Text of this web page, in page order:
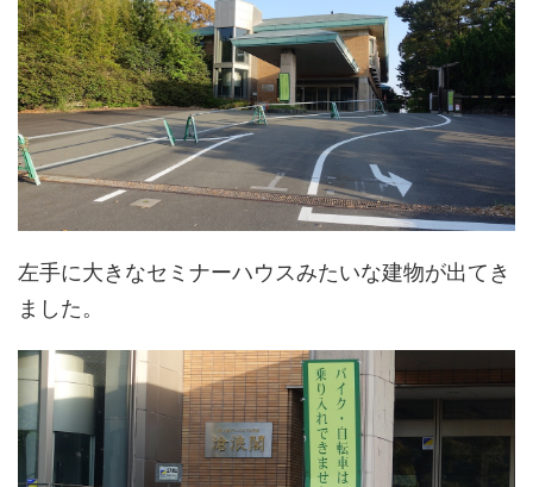
左手に大きなセミナーハウスみたいな建物が出てき
ました。